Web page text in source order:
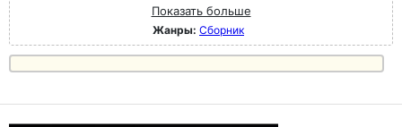
Показать больше
Жанры: Сборник